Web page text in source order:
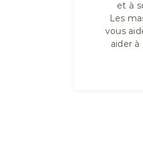
et à
Les
vous
aider